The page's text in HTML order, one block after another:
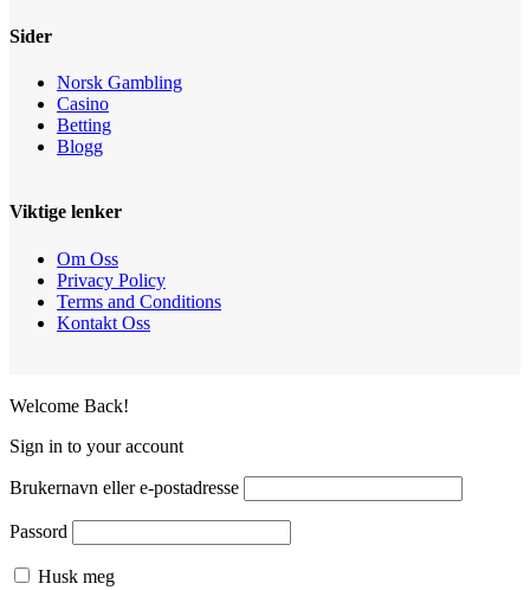
Sider
Norsk Gambling
Casino
Betting
Blogg
Viktige lenker
Om Oss
Privacy Policy
Terms and Conditions
Kontakt Oss
Welcome Back!
Sign in to your account
Brukernavn eller e-postadresse
Passord
Husk meg